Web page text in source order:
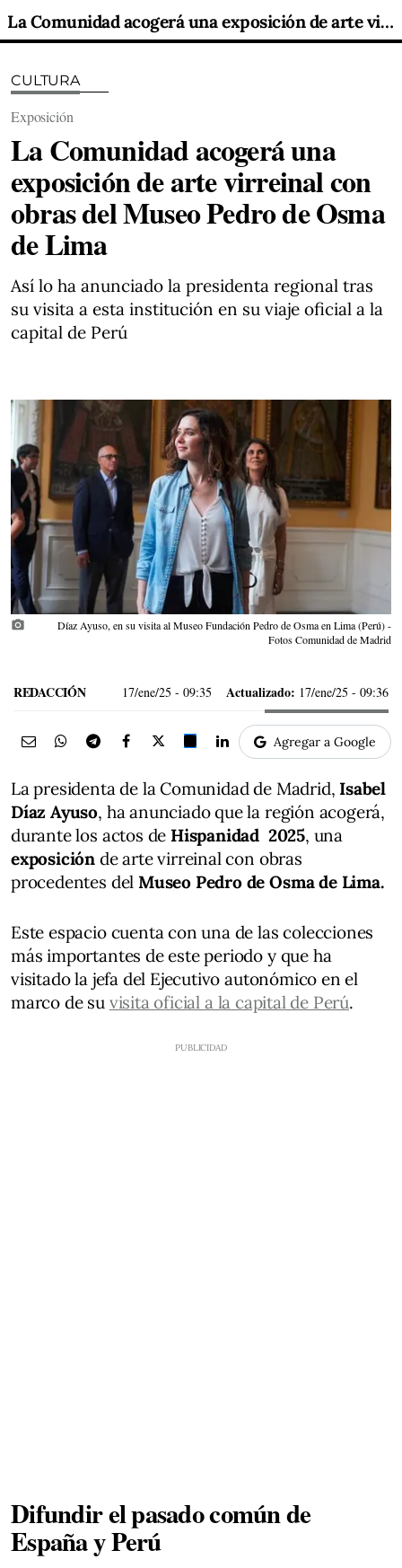
La Comunidad acogerá una exposición de arte virreinal con obras del Museo Pedro de Osma de Lima
CULTURA
Exposición
La Comunidad acogerá una
exposición de arte virreinal con
obras del Museo Pedro de Osma
de Lima
Así lo ha anunciado la presidenta regional tras
su visita a esta institución en su viaje oficial a la
capital de Perú
photo_camera
Díaz Ayuso, en su visita al Museo Fundación Pedro de Osma en Lima (Perú) -
Fotos Comunidad de Madrid
REDACCIÓN 17/ene/25 - 09:35 Actualizado: 17/ene/25 - 09:36
Agregar a Google
La presidenta de la Comunidad de Madrid, Isabel
Díaz Ayuso, ha anunciado que la región acogerá,
durante los actos de Hispanidad 2025, una
exposición de arte virreinal con obras
procedentes del Museo Pedro de Osma de Lima.
Este espacio cuenta con una de las colecciones
más importantes de este periodo y que ha
visitado la jefa del Ejecutivo autonómico en el
marco de su visita oficial a la capital de Perú.
Difundir el pasado común de
España y Perú